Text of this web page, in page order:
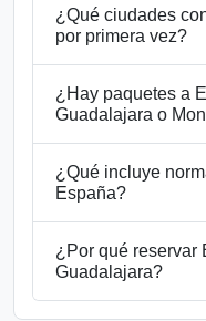
¿Qué ciudades
por primera vez?
¿Hay paquetes a
Guadalajara o
¿Qué incluye
España?
¿Por qué reservar
Guadalajara?